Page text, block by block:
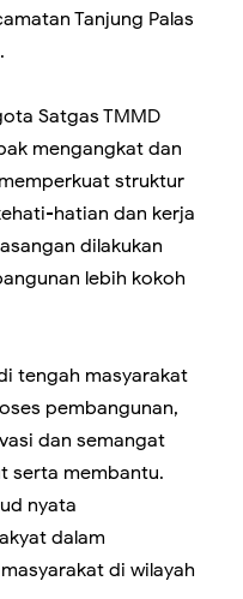
Tanjung Palas
Satgas TMMD
mengangkat dan
struktur
hatian dan kerja
dilakukan
lebih kokoh
tengah masyarakat
pembangunan,
dan semangat
serta membantu.
nyata
dalam
di wilayah